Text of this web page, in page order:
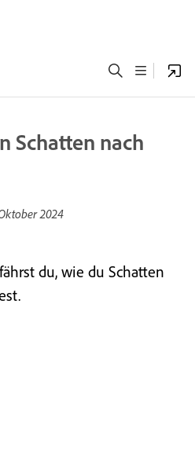
Schatten nach
2024
du, wie du Schatten